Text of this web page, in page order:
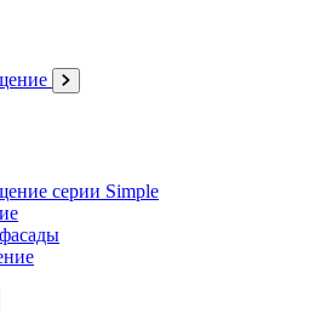
серии Simple